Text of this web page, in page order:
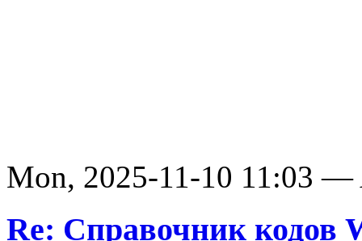
Mon, 2025-11-10 11:03 —
Re: Справочник кодов